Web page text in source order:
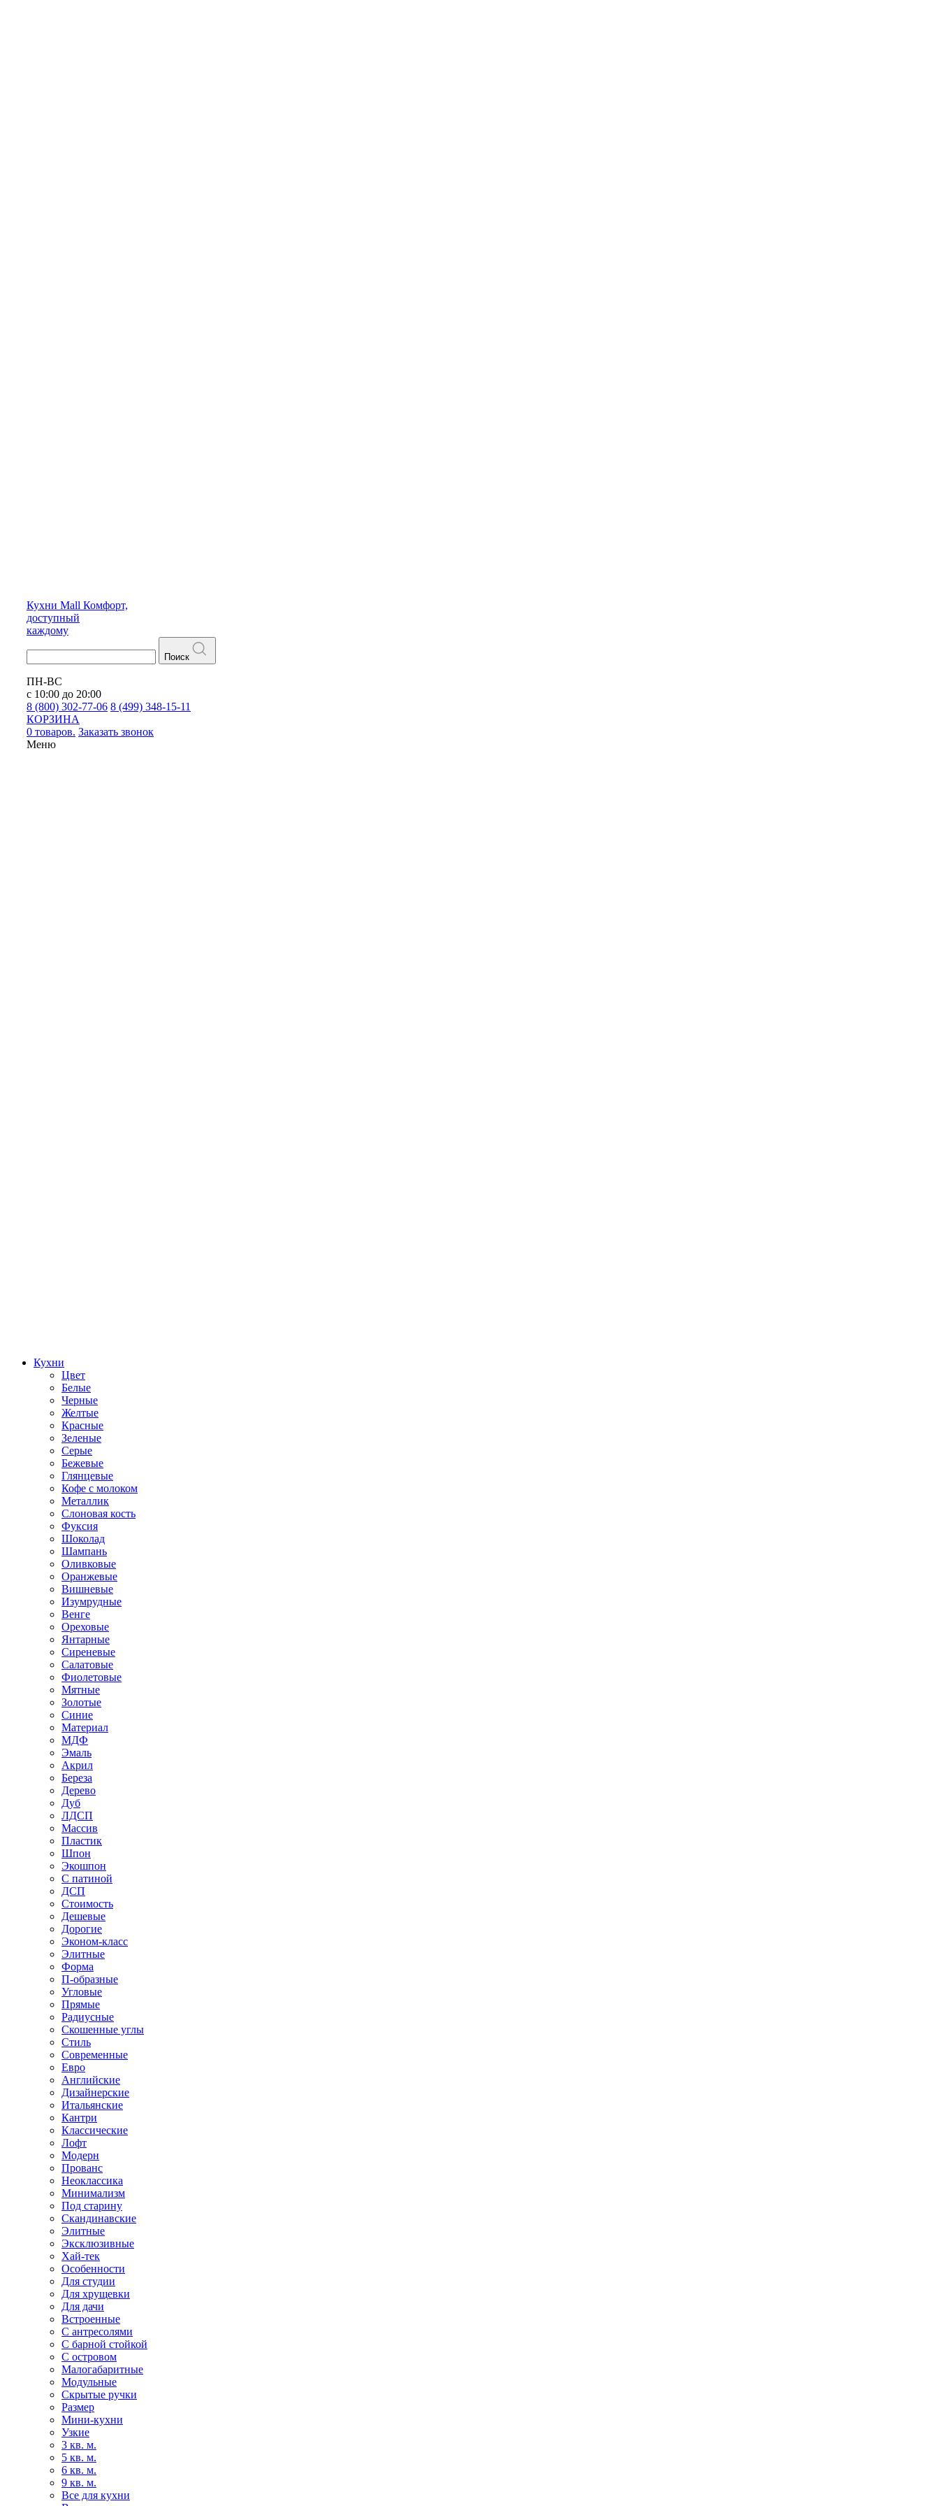
Кухни Mall Комфорт,
доступный
каждому
Поиск
ПН-ВС
с 10:00 до 20:00
8 (800) 302-77-06 8 (499) 348-15-11
КОРЗИНА
0 товаров. Заказать звонок
Меню
Кухни
Цвет
Белые
Черные
Желтые
Красные
Зеленые
Серые
Бежевые
Глянцевые
Кофе с молоком
Металлик
Слоновая кость
Фуксия
Шоколад
Шампань
Оливковые
Оранжевые
Вишневые
Изумрудные
Венге
Ореховые
Янтарные
Сиреневые
Салатовые
Фиолетовые
Мятные
Золотые
Синие
Материал
МДФ
Эмаль
Акрил
Береза
Дерево
Дуб
ЛДСП
Массив
Пластик
Шпон
Экошпон
С патиной
ДСП
Стоимость
Дешевые
Дорогие
Эконом-класс
Элитные
Форма
П-образные
Угловые
Прямые
Радиусные
Скошенные углы
Стиль
Современные
Евро
Английские
Дизайнерские
Итальянские
Кантри
Классические
Лофт
Модерн
Прованс
Неоклассика
Минимализм
Под старину
Скандинавские
Элитные
Эксклюзивные
Хай-тек
Особенности
Для студии
Для хрущевки
Для дачи
Встроенные
С антресолями
С барной стойкой
С островом
Малогабаритные
Модульные
Скрытые ручки
Размер
Мини-кухни
Узкие
3 кв. м.
5 кв. м.
6 кв. м.
9 кв. м.
Все для кухни